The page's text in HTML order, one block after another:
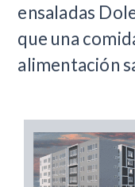
ensaladas
que una
alimentación